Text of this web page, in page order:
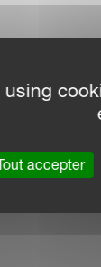
de
de
réduisant
using
accepter